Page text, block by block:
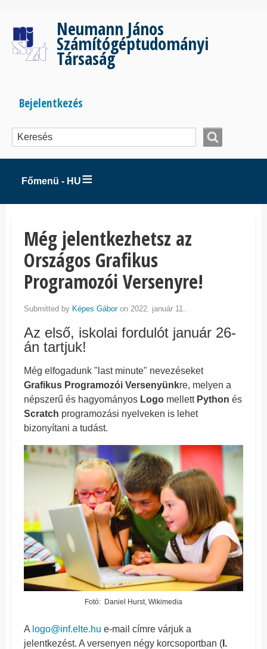
tartalomra
Neumann János
Számítógéptudományi
Társaság
Bejelentkezés
menüje
Bejelentkezés
Főmenü - HU
Még jelentkezhetsz az
Országos Grafikus
Programozói Versenyre!
Submitted by Képes Gáboron 2022. január 11..
Az első, iskolai fordulót január 26-
án tartjuk!
Még elfogadunk "last minute" nevezéseket
Grafikus Programozói Versenyünkre, melyen a
népszerű és hagyományos Logo mellett Python és
Scratch programozási nyelveken is lehet
bizonyítani a tudást.
Fotó: Daniel Hurst, Wikimedia
A logo@inf.elte.hu e-mail címre várjuk a
jelentkezést. A versenyen négy korcsoportban ( I.